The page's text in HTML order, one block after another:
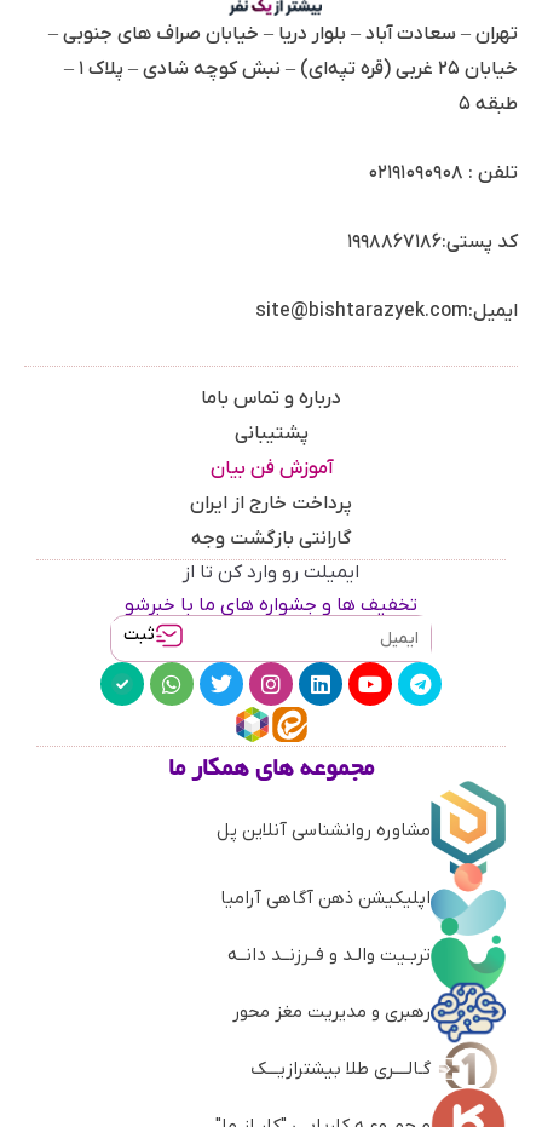
تهران – سعادت آباد – بلوار دریا – خیابان صراف های جنوبی –
خیابان ۲۵ غربی (قره تپه‌ای) – نبش کوچه شادی – پلاک ۱ –
طبقه ۵
تلفن : ۰۲۱۹۱۰۹۰۹۰۸
کد پستی:۱۹۹۸۸۶۷۱۸۶
ایمیل:site@bishtarazyek.com
درباره و تماس باما
پشتیبانی
آموزش فن بیان
پرداخت خارج از ایران
گارانتی بازگشت وجه
ایمیلت رو وارد کن تا از
تخفیف ها و جشواره های ما با خبرشو
ثبت
مجموعه های همکار ما
مشاوره روانشناسی آنلاین پل
اپلیکیشن ذهن آگاهی آرامیا
تربـیت والـد و فــرزنــد دانــه
رهبری و مدیریت مغز محور
گـالــــری طلا بیشترازیـــک